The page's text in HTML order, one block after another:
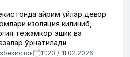
айрим уйлар девор
изоляция қилиниб,
тежамкор эшик ва
ўрнатилади
11:20 / 11.02.2026